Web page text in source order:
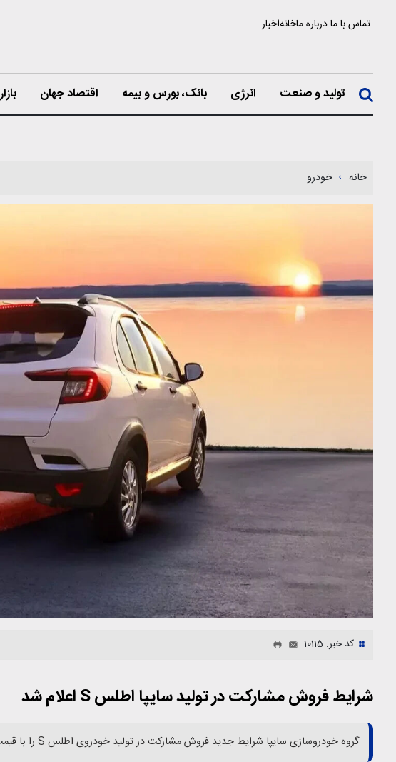
تماس با مادرباره ماخانهاخبار
تولید و صنعت انرژی بانک، بورس و بیمه اقتصاد جهان
خانه خودرو
کد خبر: 10115
شرایط فروش مشارکت در تولید سایپا اطلس S اعلام شد
گروه خودروسازی سایپا شرایط جدید فروش مشارکت در تولید خودروی اطلس S را با قیمت غیرقطعی اعلام کرد.